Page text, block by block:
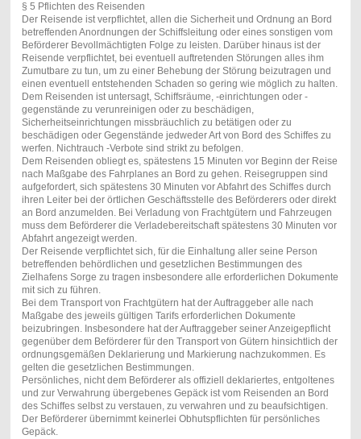
§ 5 Pflichten des Reisenden
Der Reisende ist verpflichtet, allen die Sicherheit und Ordnung an Bord
betreffenden Anordnungen der Schiffsleitung oder eines sonstigen vom
Beförderer Bevollmächtigten Folge zu leisten. Darüber hinaus ist der
Reisende verpflichtet, bei eventuell auftretenden Störungen alles ihm
Zumutbare zu tun, um zu einer Behebung der Störung beizutragen und
einen eventuell entstehenden Schaden so gering wie möglich zu halten.
Dem Reisenden ist untersagt, Schiffsräume, -einrichtungen oder -
gegenstände zu verunreinigen oder zu beschädigen,
Sicherheitseinrichtungen missbräuchlich zu betätigen oder zu
beschädigen oder Gegenstände jedweder Art von Bord des Schiffes zu
werfen. Nichtrauch -Verbote sind strikt zu befolgen.
Dem Reisenden obliegt es, spätestens 15 Minuten vor Beginn der Reise
nach Maßgabe des Fahrplanes an Bord zu gehen. Reisegruppen sind
aufgefordert, sich spätestens 30 Minuten vor Abfahrt des Schiffes durch
ihren Leiter bei der örtlichen Geschäftsstelle des Beförderers oder direkt
an Bord anzumelden. Bei Verladung von Frachtgütern und Fahrzeugen
muss dem Beförderer die Verladebereitschaft spätestens 30 Minuten vor
Abfahrt angezeigt werden.
Der Reisende verpflichtet sich, für die Einhaltung aller seine Person
betreffenden behördlichen und gesetzlichen Bestimmungen des
Zielhafens Sorge zu tragen insbesondere alle erforderlichen Dokumente
mit sich zu führen.
Bei dem Transport von Frachtgütern hat der Auftraggeber alle nach
Maßgabe des jeweils gültigen Tarifs erforderlichen Dokumente
beizubringen. Insbesondere hat der Auftraggeber seiner Anzeigepflicht
gegenüber dem Beförderer für den Transport von Gütern hinsichtlich der
ordnungsgemäßen Deklarierung und Markierung nachzukommen. Es
gelten die gesetzlichen Bestimmungen.
Persönliches, nicht dem Beförderer als offiziell deklariertes, entgoltenes
und zur Verwahrung übergebenes Gepäck ist vom Reisenden an Bord
des Schiffes selbst zu verstauen, zu verwahren und zu beaufsichtigen.
Der Beförderer übernimmt keinerlei Obhutspflichten für persönliches
Gepäck.